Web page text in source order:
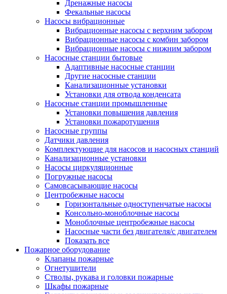
Дренажные насосы
Фекальные насосы
Насосы вибрационные
Вибрационные насосы с верхним забором
Вибрационные насосы с комбин забором
Вибрационные насосы с нижним забором
Насосные станции бытовые
Адаптивные насосные станции
Другие насосные станции
Канализационные установки
Установки для отвода конденсата
Насосные станции промышленные
Установки повышения давления
Установки пожаротушения
Насосные группы
Датчики давления
Комплектующие для насосов и насосных станций
Канализационные установки
Насосы циркуляционные
Погружные насосы
Самовсасывающие насосы
Центробежные насосы
Горизонтальные одноступенчатые насосы
Консольно-моноблочные насосы
Моноблочные центробежные насосы
Насосные части без двигателя/с двигателем
Показать все
Пожарное оборудование
Клапаны пожарные
Огнетушители
Стволы, рукава и головки пожарные
Шкафы пожарные